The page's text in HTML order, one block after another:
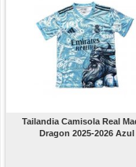
Tailandia Camisola Real
Dragon 2025-2026 Azul